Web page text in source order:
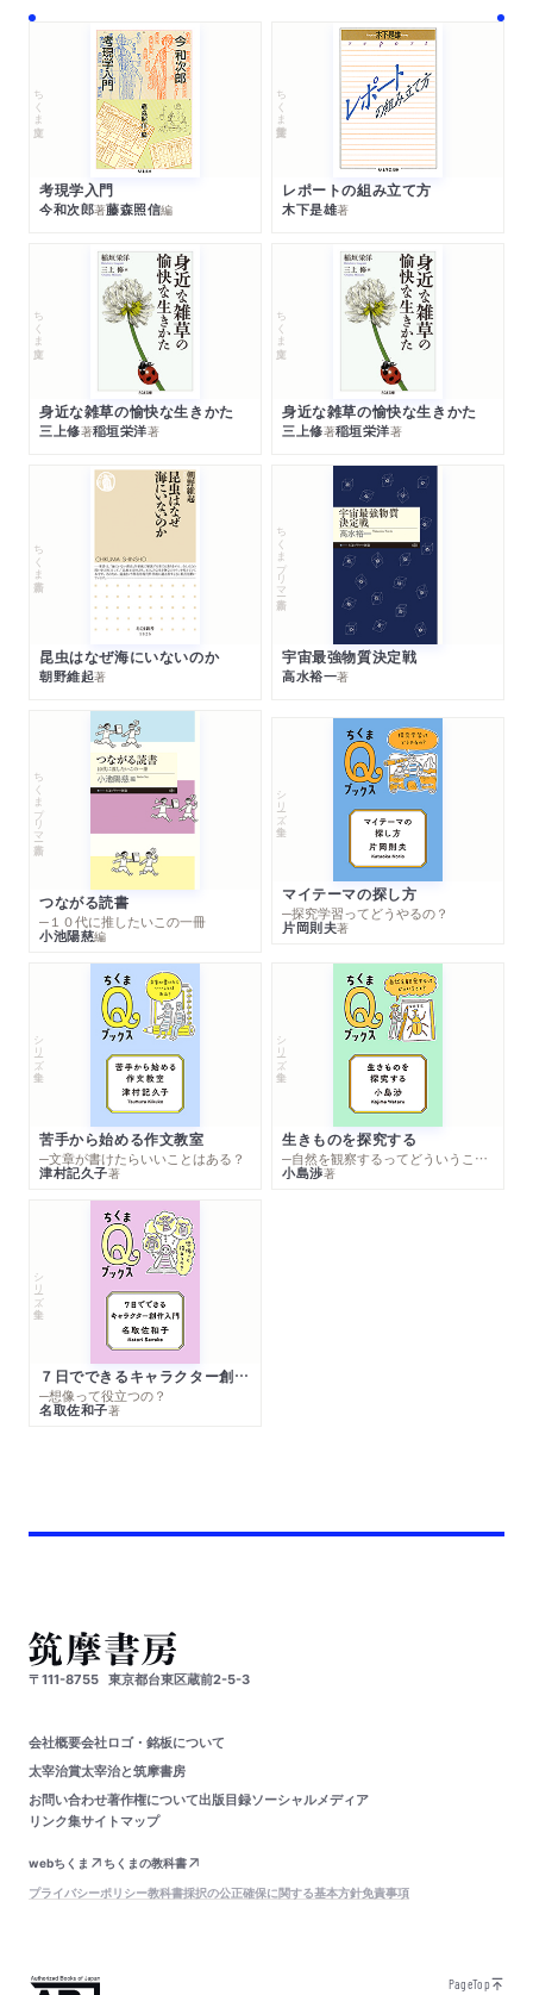
ちくま文庫
考現学入門
今和次郎著藤森照信編
ちくま学芸文庫
レポートの組み立て方
木下是雄著
ちくま文庫
身近な雑草の愉快な生きかた
三上修著稲垣栄洋著
ちくま文庫
身近な雑草の愉快な生きかた
三上修著稲垣栄洋著
ちくま新書
昆虫はなぜ海にいないのか
朝野維起著
ちくまプリマー新書
宇宙最強物質決定戦
高水裕一著
ちくまプリマー新書
つながる読書
─１０代に推したいこの一冊
小池陽慈編
シリーズ・全集
マイテーマの探し方
─探究学習ってどうやるの？
片岡則夫著
シリーズ・全集
苦手から始める作文教室
─文章が書けたらいいことはある？
津村記久子著
シリーズ・全集
生きものを探究する
─自然を観察するってどういうこと？
小島渉著
シリーズ・全集
７日でできるキャラクター創作入門
─想像って役立つの？
名取佐和子著
〒111-8755 東京都台東区蔵前2-5-3
会社概要会社ロゴ・銘板について
太宰治賞太宰治と筑摩書房
お問い合わせ著作権について出版目録ソーシャルメディア
リンク集サイトマップ
webちくま
ちくまの教科書
プライバシーポリシー教科書採択の公正確保に関する基本方針免責事項
PageTop